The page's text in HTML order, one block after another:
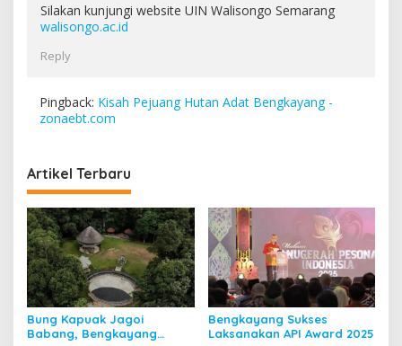
Silakan kunjungi website UIN Walisongo Semarang
walisongo.ac.id
Reply
Pingback: Kisah Pejuang Hutan Adat Bengkayang -
zonaebt.com
Artikel Terbaru
Bung Kapuak Jagoi
Babang, Bengkayang
Bengkayang Sukses
Laksanakan API Award 2025